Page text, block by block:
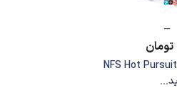
–
تومان
خرید اکانت بازی NFS Hot Pursuit